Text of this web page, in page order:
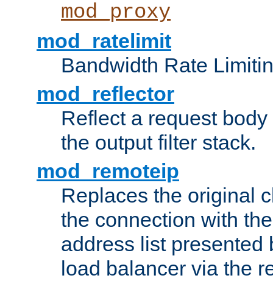
mod_proxy
mod_ratelimit
Bandwidth Rate
mod_reflector
Reflect a request
the output filter stack.
mod_remoteip
Replaces the original
the connection with
address list presented
load balancer via the